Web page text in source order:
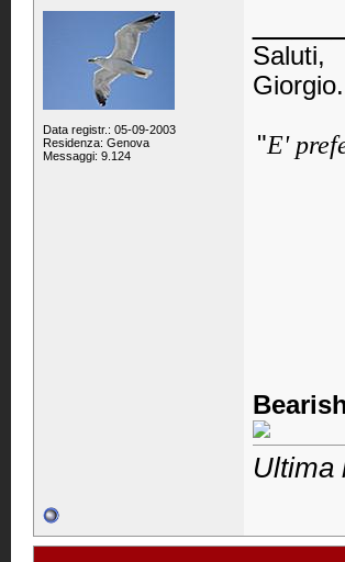
Data registr.: 05-09-2003
Residenza: Genova
Messaggi: 9.124
Saluti,
Giorgio.
"E'
Ultima